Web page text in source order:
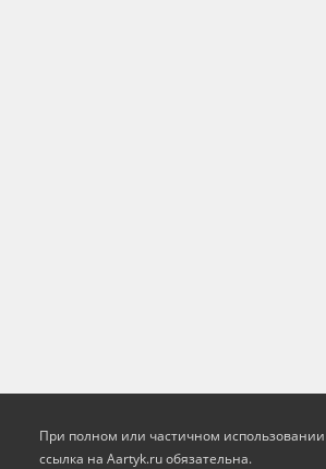
При полном или частичном
ссылка на Aartyk.ru oбязательна.